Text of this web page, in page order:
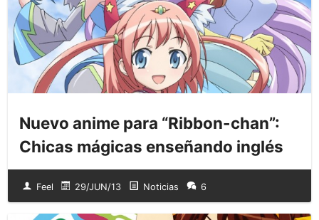
Nuevo anime para “Ribbon-chan”:
Chicas mágicas enseñando inglés
Feel 29/JUN/13 Noticias 6